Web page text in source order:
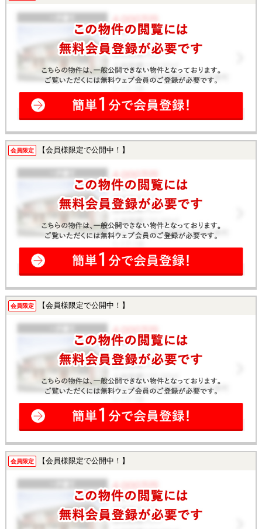
会員限定 【会員様限定で公開中！】
会員限定 【会員様限定で公開中！】
会員限定 【会員様限定で公開中！】